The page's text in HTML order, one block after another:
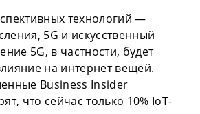
технологий —
5G и искусственный
5G, в частности, будет
на интернет вещей.
Business Insider
что сейчас только 10% IoT-